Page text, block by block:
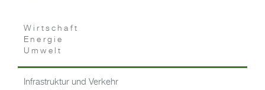
Wirtschaft
Energie
Umwelt
Infrastruktur und Verkehr